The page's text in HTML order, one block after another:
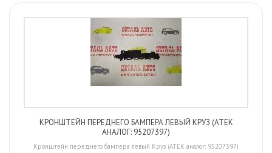
КРОНШТЕЙН ПЕРЕДНЕГО БАМПЕРА ЛЕВЫЙ КРУЗ (ATEK
АНАЛОГ: 95207397)
Кронштейн переднего бампера левый Круз (ATEK аналог: 95207397)